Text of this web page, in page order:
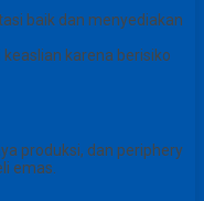
baik dan menyediakan
karena berisiko
produksi, dan periphery
emas.